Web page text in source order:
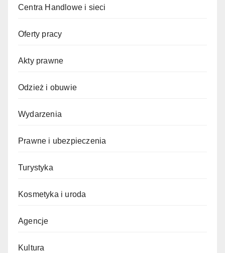
Centra Handlowe i sieci
Oferty pracy
Akty prawne
Odzież i obuwie
Wydarzenia
Prawne i ubezpieczenia
Turystyka
Kosmetyka i uroda
Agencje
Kultura